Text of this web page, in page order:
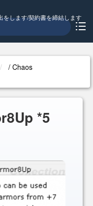
をします/契約書を締結します
/ Chaos
*5